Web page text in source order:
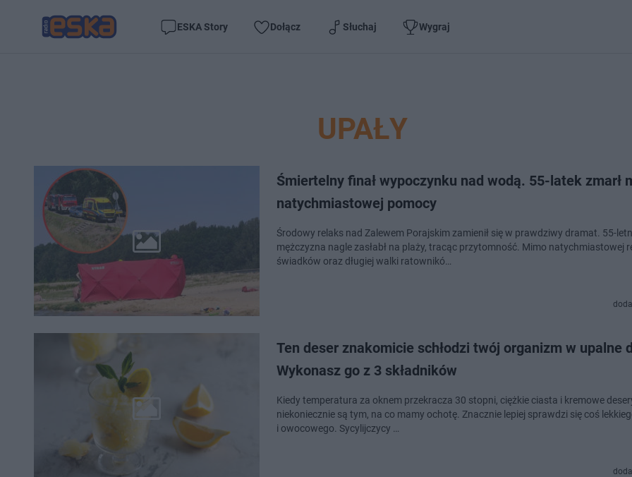
ESKA Story Dołącz Słuchaj Wygraj
UPAŁY
Śmiertelny finał wypoczynku nad wodą. 55-latek zmarł
natychmiastowej pomocy
Środowy relaks nad Zalewem Porajskim zamienił się w prawdziwy dramat. 55-
mężczyzna nagle zasłabł na plaży, tracąc przytomność. Mimo natychmiastowej
świadków oraz długiej walki ratownikó…
Ten deser znakomicie schłodzi twój organizm w upalne
Wykonasz go z 3 składników
Kiedy temperatura za oknem przekracza 30 stopni, ciężkie ciasta i kremowe
niekoniecznie są tym, na co mamy ochotę. Znacznie lepiej sprawdzi się coś
i owocowego. Sycylijczycy …